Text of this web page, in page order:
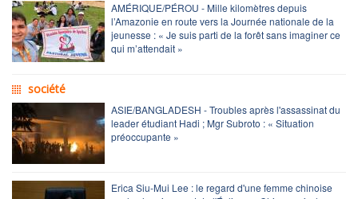
AMÉRIQUE/PÉROU - Mille kilomètres depuis
l’Amazonie en route vers la Journée nationale de la
jeunesse : « Je suis parti de la forêt sans imaginer ce
qui m’attendait »
société
ASIE/BANGLADESH - Troubles après l'assassinat du
leader étudiant Hadi ; Mgr Subroto : « Situation
préoccupante »
Erica Siu-Mui Lee : le regard d'une femme chinoise